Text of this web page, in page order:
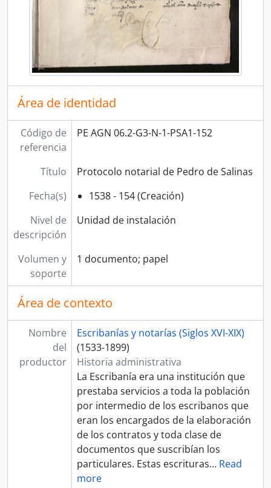
Área de identidad
Código de
referencia
PE AGN 06.2-G3-N-1-PSA1-152
Título
Protocolo notarial de Pedro de Salinas
Fecha(s)
1538 - 154 (Creación)
Nivel de
descripción
Unidad de instalación
Volumen y
soporte
1 documento; papel
Área de contexto
Nombre
del
productor
Escribanías y notarías (Siglos XVI-XIX)
(1533-1899)
Historia administrativa
La Escribanía era una institución que
prestaba servicios a toda la población
por intermedio de los escribanos que
eran los encargados de la elaboración
de los contratos y toda clase de
documentos que suscribían los
particulares. Estas escrituras… Read
more